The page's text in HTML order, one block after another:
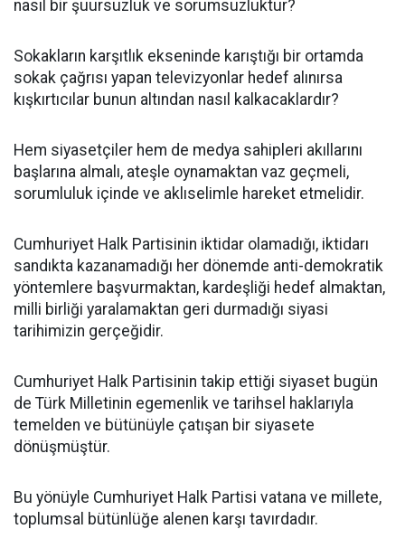
nasıl bir şuursuzluk ve sorumsuzluktur?
Sokakların karşıtlık ekseninde karıştığı bir ortamda
sokak çağrısı yapan televizyonlar hedef alınırsa
kışkırtıcılar bunun altından nasıl kalkacaklardır?
Hem siyasetçiler hem de medya sahipleri akıllarını
başlarına almalı, ateşle oynamaktan vaz geçmeli,
sorumluluk içinde ve aklıselimle hareket etmelidir.
Cumhuriyet Halk Partisinin iktidar olamadığı, iktidarı
sandıkta kazanamadığı her dönemde anti-demokratik
yöntemlere başvurmaktan, kardeşliği hedef almaktan,
milli birliği yaralamaktan geri durmadığı siyasi
tarihimizin gerçeğidir.
Cumhuriyet Halk Partisinin takip ettiği siyaset bugün
de Türk Milletinin egemenlik ve tarihsel haklarıyla
temelden ve bütünüyle çatışan bir siyasete
dönüşmüştür.
Bu yönüyle Cumhuriyet Halk Partisi vatana ve millete,
toplumsal bütünlüğe alenen karşı tavırdadır.